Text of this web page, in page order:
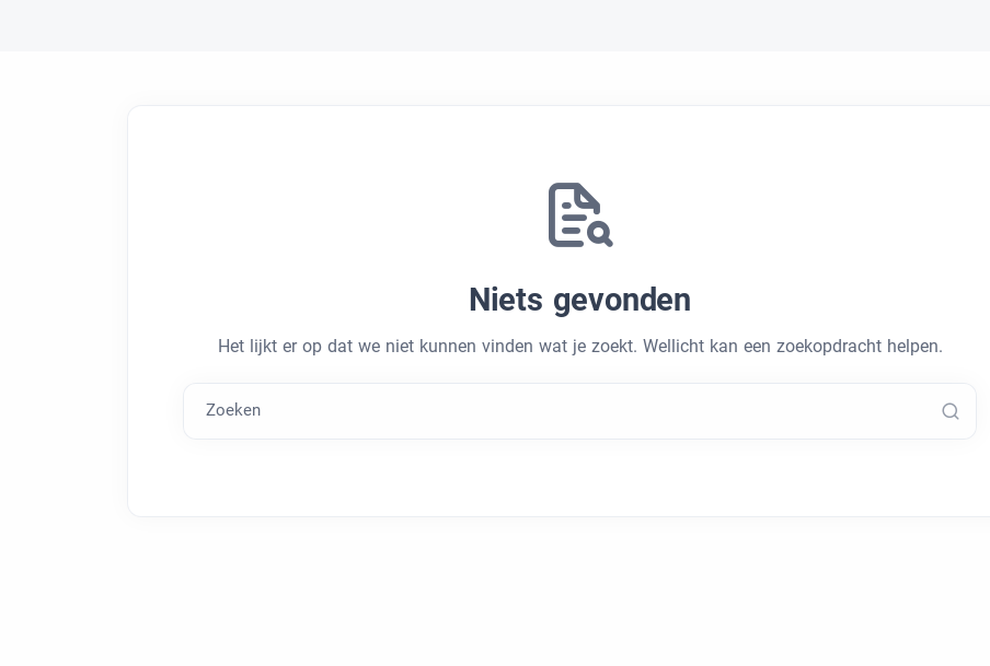
Niets gevonden
Het lijkt er op dat we niet kunnen vinden wat je zoekt. Wellicht kan een zoekopdracht helpen.
Zoeken